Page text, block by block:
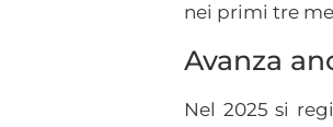
nei primi tre
Avanza
Nel 2025 si